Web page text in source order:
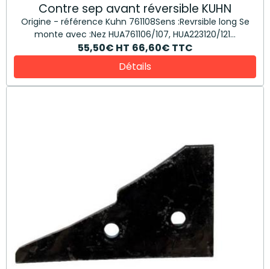
Contre sep avant réversible KUHN
Origine - référence Kuhn 761108Sens :Revrsible long Se
monte avec :Nez HUA761106/107, HUA223120/121...
55,50€ HT 66,60€ TTC
Détails